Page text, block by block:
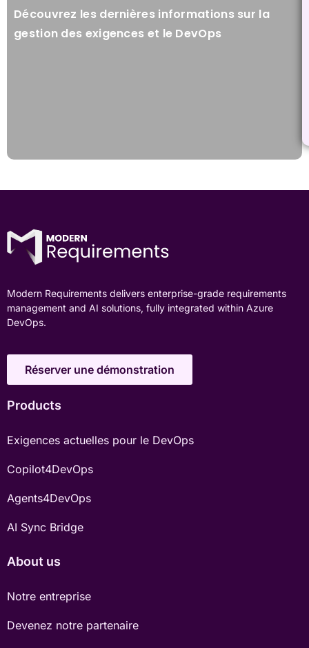
Découvrez les dernières informations sur la
gestion des exigences et le DevOps
Modern Requirements delivers enterprise-grade requirements
management and AI solutions, fully integrated within Azure
DevOps.
Réserver une démonstration
Products
Exigences actuelles pour le DevOps
Copilot4DevOps
Agents4DevOps
AI Sync Bridge
About us
Notre entreprise
Devenez notre partenaire